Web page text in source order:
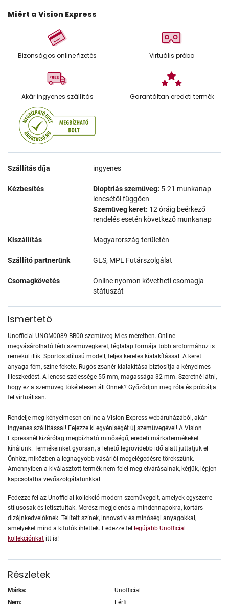
Miért a Vision Express
Bizonságos online fizetés Virtuális próba
Akár ingyenes szállítás Garantáltan eredeti termék
Szállítás díja ingyenes
Kézbesítés Dioptriás szemüveg: 5-21 munkanap
lencsétől függően
Szemüveg keret: 12 óráig beérkező
rendelés esetén következő munkanap
Kiszállítás Magyarország területén
Szállító partnerünk GLS, MPL Futárszolgálat
Csomagkövetés
Online nyomon követheti csomagja
státuszát
Ismertető
Unofficial UNOM0089 BB00 szemüveg M-es méretben. Online
megvásárolható férfi szemüvegkeret, téglalap formája több arcformához is
remekül illik. Sportos stílusú modell, teljes keretes kialakítással. A keret
anyaga fém, színe fekete. Rugós zsanér kialakítása biztosítja a kényelmes
illeszkedést. A lencse szélessége 55 mm, magassága 32 mm. Szeretné látni,
hogy ez a szemüveg tökéletesen áll Önnek? Győződjön meg róla és próbálja
fel virtuálisan.
Rendelje meg kényelmesen online a Vision Express webáruházából, akár
ingyenes szállítással! Fejezze ki egyéniségét új szemüvegével! A Vision
Expressnél kizárólag megbízható minőségű, eredeti márkatermékeket
kínálunk. Termékeinket gyorsan, a lehető legrövidebb idő alatt juttatjuk el
Önhöz, miközben a legnagyobb vásárlói megelégedésre törekszünk.
Amennyiben a kiválasztott termék nem felel meg elvárásainak, kérjük, lépjen
kapcsolatba vevőszolgálatunkkal.
Fedezze fel az Unofficial kollekció modern szemüvegeit, amelyek egyszerre
stílusosak és letisztultak. Merész megjelenés a mindennapokra, kortárs
dizájnkedvelőknek. Telített színek, innovatív és minőségi anyagokkal,
amelyeket mind a kifutók ihlettek. Fedezze fel
legújabb Unofficial
kollekciónkat itt is!
Részletek
Márka:
Unofficial
Nem:
Férfi